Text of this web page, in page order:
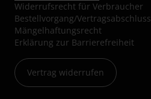
Widerrufsrecht für Verbraucher
Bestellvorgang/Vertragsabschluss
Mängelhaftungsrecht
Erklärung zur Barrierefreiheit
Vertrag widerrufen